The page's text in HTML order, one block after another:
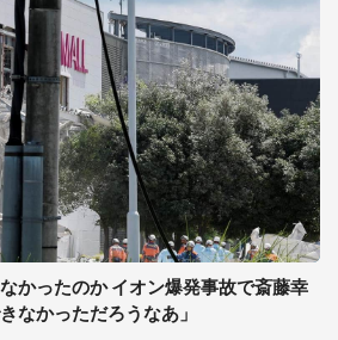
かったのか イオン爆発事故で斎藤幸
なかっただろうなあ」